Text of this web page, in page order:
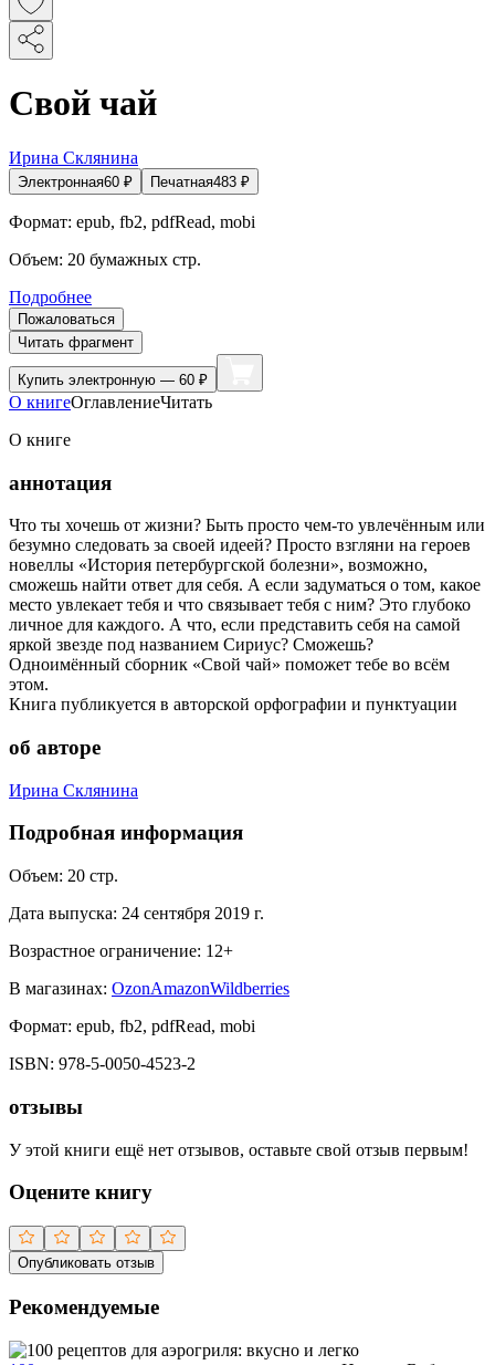
Свой чай
Ирина Склянина
Электронная60 ₽ Печатная483 ₽
Формат: epub, fb2, pdfRead, mobi
Объем: 20 бумажных стр.
Подробнее
Пожаловаться
Читать фрагмент
Купить электронную — 60 ₽
О книгеОглавлениеЧитать
О книге
аннотация
Что ты хочешь от жизни? Быть просто чем-то увлечённым или
безумно следовать за своей идеей? Просто взгляни на героев
новеллы «История петербургской болезни», возможно,
сможешь найти ответ для себя. А если задуматься о том, какое
место увлекает тебя и что связывает тебя с ним? Это глубоко
личное для каждого. А что, если представить себя на самой
яркой звезде под названием Сириус? Сможешь?
Одноимённый сборник «Свой чай» поможет тебе во всём
этом.
Книга публикуется в авторской орфографии и пунктуации
об авторе
Ирина Склянина
Подробная информация
Объем: 20 стр.
Дата выпуска: 24 сентября 2019 г.
Возрастное ограничение: 12+
В магазинах: OzonAmazonWildberries
Формат: epub, fb2, pdfRead, mobi
ISBN: 978-5-0050-4523-2
отзывы
У этой книги ещё нет отзывов, оставьте свой отзыв первым!
Оцените книгу
Опубликовать отзыв
Рекомендуемые